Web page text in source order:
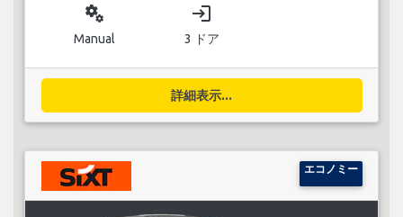
miscellaneous_services
Manual
login
3 ドア
詳細表示...
エコノミー